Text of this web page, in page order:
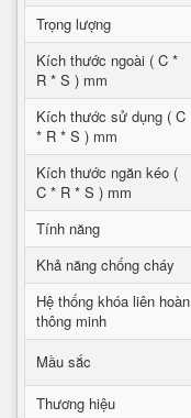
Trọng lượng
Kích thước ngoài ( C *
R * S ) mm
Kích thước sử dụng ( C
* R * S ) mm
Kích thước ngăn kéo (
C * R * S ) mm
Tính năng
Khả năng chống cháy
Hệ thống khóa liên hoàn
thông minh
Mầu sắc
Thương hiệu